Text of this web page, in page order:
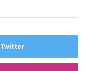
Twitter